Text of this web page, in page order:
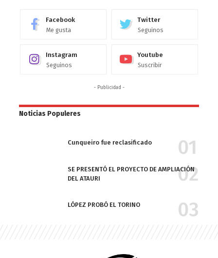
Facebook
Me gusta
Twitter
Seguinos
Instagram
Seguinos
Youtube
Suscribir
- Publicidad -
Noticias Populeres
Cunqueiro fue reclasificado
SE PRESENTÓ EL PROYECTO DE AMPLIACIÓN
DEL ATAURI
LÓPEZ PROBÓ EL TORINO